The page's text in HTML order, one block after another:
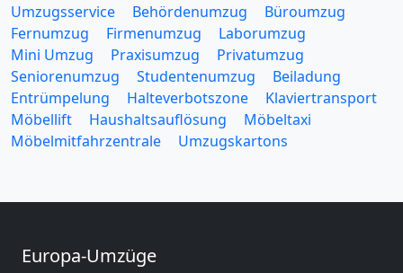
Umzugsservice Behördenumzug
Büroumzug
Fernumzug
Firmenumzug
Laborumzug
Mini Umzug
Praxisumzug
Privatumzug
Seniorenumzug
Studentenumzug
Beiladung
Entrümpelung
Halteverbotszone
Klaviertransport
Möbellift
Haushaltsauflösung
Möbeltaxi
Möbelmitfahrzentrale
Umzugskartons
Europa-Umzüge